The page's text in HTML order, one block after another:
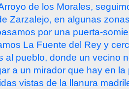
de los Morales,
Zarzalejo, en algunas
por una puerta-
La Fuente del Rey y
al pueblo, donde un vecino
a un mirador que hay en la
vistas de la llanura